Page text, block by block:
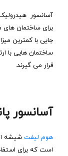
آسانسور
برای ساختمان‌ های
‌جایی با کمترین
ساختمان‌ هایی با
قرار می‌ گیرند.
آسانسور
هوم لیفت شیشه
است که برای